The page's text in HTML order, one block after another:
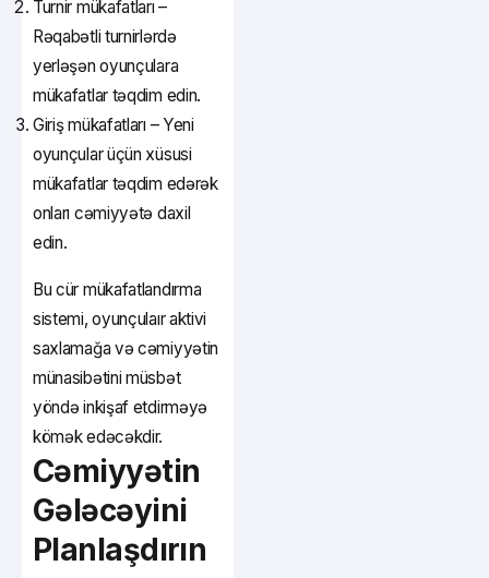
Turnir mükafatları –
Rəqabətli turnirlərdə
yerləşən oyunçulara
mükafatlar təqdim edin.
Giriş mükafatları – Yeni
oyunçular üçün xüsusi
mükafatlar təqdim edərək
onları cəmiyyətə daxil
edin.
Bu cür mükafatlandırma
sistemi, oyunçulaır aktivi
saxlamağa və cəmiyyətin
münasibətini müsbət
yöndə inkişaf etdirməyə
kömək edəcəkdir.
Cəmiyyətin
Gələcəyini
Planlaşdırın